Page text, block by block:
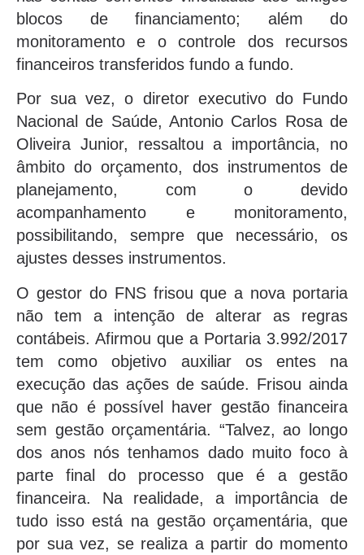
blocos de financiamento; além do
monitoramento e o controle dos recursos
financeiros transferidos fundo a fundo.
Por sua vez, o diretor executivo do Fundo
Nacional de Saúde, Antonio Carlos Rosa de
Oliveira Junior, ressaltou a importância, no
âmbito do orçamento, dos instrumentos de
planejamento, com o devido
acompanhamento e monitoramento,
possibilitando, sempre que necessário, os
ajustes desses instrumentos.
O gestor do FNS frisou que a nova portaria
não tem a intenção de alterar as regras
contábeis. Afirmou que a Portaria 3.992/2017
tem como objetivo auxiliar os entes na
execução das ações de saúde. Frisou ainda
que não é possível haver gestão financeira
sem gestão orçamentária. “Talvez, ao longo
dos anos nós tenhamos dado muito foco à
parte final do processo que é a gestão
financeira. Na realidade, a importância de
tudo isso está na gestão orçamentária, que
por sua vez, se realiza a partir do momento